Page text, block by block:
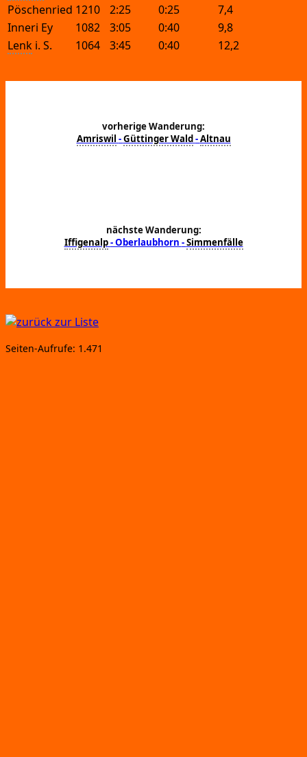
Pöschenried 1210 2:25 0:25
7,4
Inneri Ey
1082 3:05 0:40
9,8
Lenk i. S. 1064 3:45 0:40 12,2
vorherige Wanderung:
Amriswil -Güttinger Wald -Altnau
nächste Wanderung:
Iffigenalp- Oberlaubhorn -Simmenfälle
Sei­ten-Auf­ru­fe: 1.471